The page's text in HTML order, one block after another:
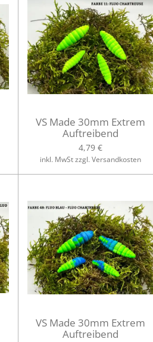
VS Made 30mm Extrem
Auftreibend
4,79 €
inkl. MwSt zzgl. Versandkosten
VS Made 30mm Extrem
Auftreibend